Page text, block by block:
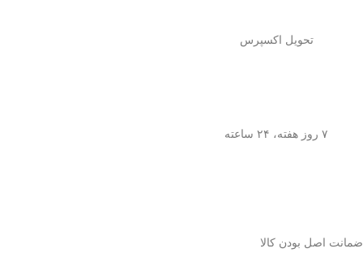
تحویل اکسپرس
۷ روز هفته، ۲۴ ساعته
ضمانت اصل بودن کالا